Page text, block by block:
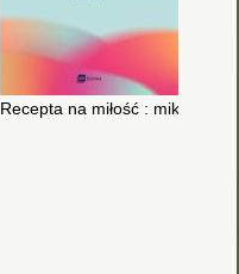
samowspółczucie i
Recepta na miłość :